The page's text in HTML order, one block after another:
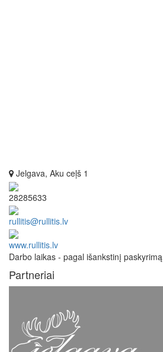
Jelgava, Aku ceļš 1
28285633
rullitis@rullitis.lv
www.rullitis.lv
Darbo laikas - pagal išankstinį paskyrimą
Partneriai